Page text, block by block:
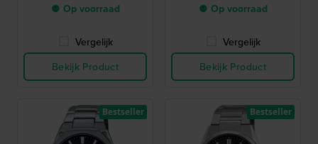
● Op voorraad
Vergelijk
Bekijk Product
● Op voorraad
Vergelijk
Bekijk Product
Bestseller Bestseller